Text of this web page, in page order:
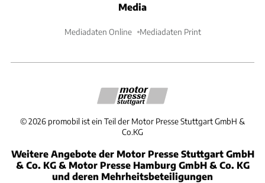
Media
Mediadaten Online Mediadaten Print
©2026 promobil ist ein Teil der Motor Presse Stuttgart GmbH &
Co.KG
Weitere Angebote der Motor Presse Stuttgart GmbH
& Co. KG & Motor Presse Hamburg GmbH & Co. KG
und deren Mehrheitsbeteiligungen